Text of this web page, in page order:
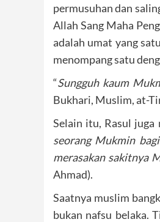
permusuhan dan
Allah Sang Maha
adalah umat yang
menompang satu
“Sungguh kaum
Bukhari, Muslim, at-
Selain itu, Rasul juga
seorang Mukmin
merasakan sakitnya
Ahmad).
Saatnya muslim
bukan nafsu belaka.